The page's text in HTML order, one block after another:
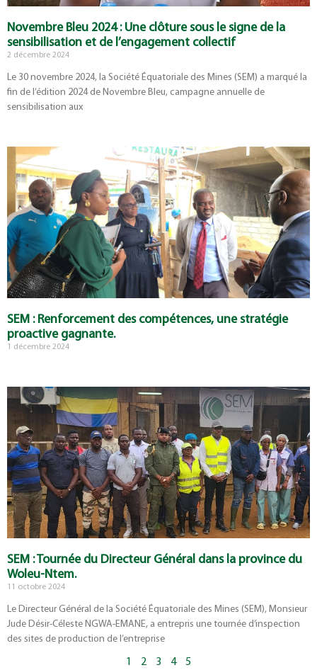
Novembre Bleu 2024 : Une clôture sous le signe de la
sensibilisation et de l’engagement collectif
2 décembre 2024
Le 30 novembre 2024, la Société Équatoriale des Mines (SEM) a marqué la
fin de l’édition 2024 de Novembre Bleu, campagne annuelle de
sensibilisation aux
SEM : Renforcement des compétences, une stratégie
proactive gagnante.
1 décembre 2024
SEM : Tournée du Directeur Général dans la province du
Woleu-Ntem.
11 octobre 2024
Le Directeur Général de la Société Équatoriale des Mines (SEM), Monsieur
Jude Désir-Céleste NGWA-EMANE, a entrepris une tournée d’inspection
des sites de production de l’entreprise
1 2 3 4 5